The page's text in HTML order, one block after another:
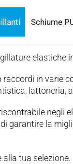
Schiume
elastiche
in varie
lattoneria,
negli
garantire la
tua selezione.